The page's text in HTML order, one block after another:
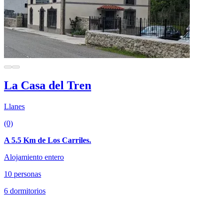
La Casa del Tren
Llanes
(0)
A 5.5 Km de Los Carriles.
Alojamiento entero
10 personas
6 dormitorios